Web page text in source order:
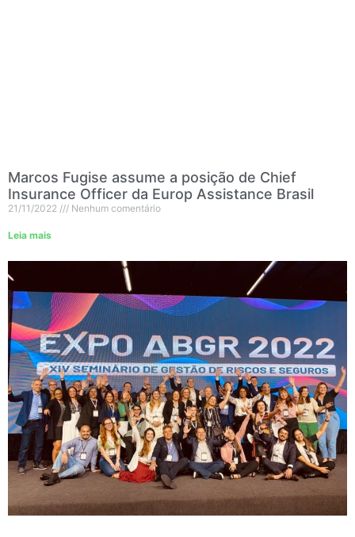
Marcos Fugise assume a posição de Chief
Insurance Officer da Europ Assistance Brasil
21/11/2022 Nenhum comentário
Leia mais